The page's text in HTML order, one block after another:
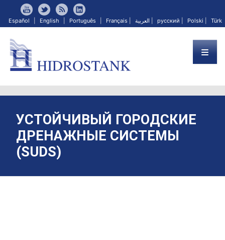
Español English Português Français العربية русский Polski Türk
УСТОЙЧИВЫЙ ГОРОДСКИЕ
ДРЕНАЖНЫЕ СИСТЕМЫ
(SUDS)